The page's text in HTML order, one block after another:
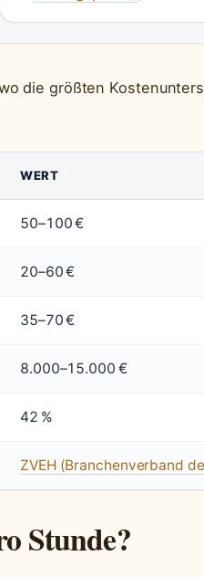
die größten
WERT
50–100 €
20–60 €
35–70 €
8.000–15.000 €
42 %
ZVEH (Branchenverband
Stunde?